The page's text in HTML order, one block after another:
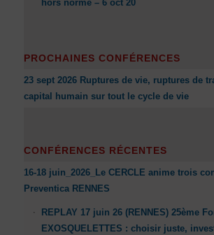
hors norme – 6 oct 20
PROCHAINES CONFÉRENCES
23 sept 2026 Ruptures de vie, ruptures de
capital humain sur tout le cycle de vie
CONFÉRENCES RÉCENTES
16-18 juin_2026_Le CERCLE anime trois
Preventica RENNES
REPLAY 17 juin 26 (RENNES) 25ème
EXOSQUELETTES : choisir juste,